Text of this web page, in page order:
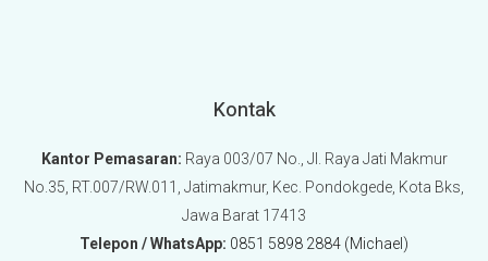
Kontak
Kantor Pemasaran: Raya 003/07 No., Jl. Raya Jati Makmur
No.35, RT.007/RW.011, Jatimakmur, Kec. Pondokgede, Kota Bks,
Jawa Barat 17413
Telepon / WhatsApp: 0851 5898 2884 (Michael)